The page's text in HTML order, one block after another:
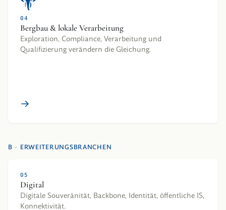
04
Bergbau & lokale Verarbeitung
Exploration, Compliance, Verarbeitung und
Qualifizierung verändern die Gleichung.
→
B · ERWEITERUNGSBRANCHEN
05
Digital
Digitale Souveränität, Backbone, Identität, öffentliche IS,
Konnektivität.